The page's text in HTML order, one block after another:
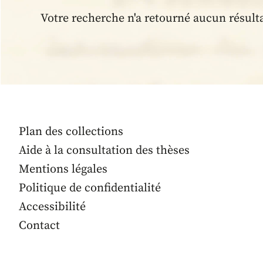
Votre recherche n'a retourné aucun
Plan des collections
Aide à la consultation des thèses
Mentions légales
Politique de confidentialité
Accessibilité
Contact